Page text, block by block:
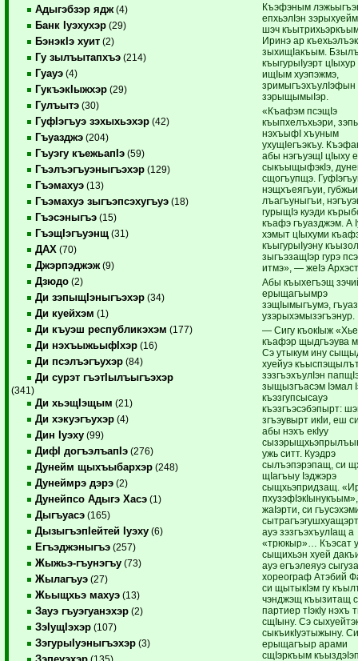
Адыгэбзэр ядж (4)
Банк Iуэхухэр (29)
БэнэкIэ хуит (2)
Гу зылъытапхъэ (214)
Гуауэ (4)
ГукъэкIыжхэр (29)
Гулъытэ (30)
ГуфIэгъуэ зэхыхьэхэр (42)
Гъуазджэ (204)
Гъуэгу къежьапIэ (59)
Гъэлъэгъуэныгъэхэр (129)
Гъэмахуэ (13)
Гъэмахуэ зыгъэпсэхугъуэ (18)
Гъэсэныгъэ (15)
ГъэщIэгъуэнщ (31)
ДАХ (70)
Джэрпэджэж (9)
Дзюдо (2)
Ди зэпыщIэныгъэхэр (34)
Ди куейхэм (1)
Ди къуэш республикэхэм (177)
Ди нэхъыжьыфIхэр (16)
Ди псэлъэгъухэр (84)
Ди сурэт гъэтIылъыгъэхэр
(341)
Ди хьэщIэщым (21)
Ди хэкуэгъухэр (4)
Дин Iуэху (99)
ДифI догъэлъапIэ (276)
Дунейм щыхъыбархэр (248)
Дунеймрэ дэрэ (2)
Дунейпсо Адыгэ Хасэ (1)
Дыгъуасэ (165)
ДызыгъэпIейтей Iуэху (6)
Егъэджэныгъэ (257)
Жыжьэ-гъунэгъу (73)
Жылагъуэ (27)
Жьыщхьэ махуэ (13)
Зауэ гъуэгуанэхэр (2)
ЗэIущIэхэр (107)
ЗэгурыIуэныгъэхэр (3)
(135)
Къэфэным
епхьэлIэн
шэч
Иринэ ар
зыхищIакъым.
къыгурыIуэрт
ищIым хуэпэжмэ,
зримыгъэхъулIэфын
зэрыщымыIэр.
«Къафэм псэщIэ
къыпхелъхьэри,
нэхъыфI хъуным
ухущIегъэкъу.
абы нэгъуэщI цIыху
сыкъыщыфэкIэ,
сщогъупщэ.
нэщхъеягъуи,
лъагъуныгъи,
гурыщIэ куэди
къафэ гъуазджэм. А
хэмыт цIыхуми
къыгурыIуэну
зыгъэзащIэр гурэ
итмэ», — жеIэ
Абы къыхегъэщ
ерыщагъымрэ
зэщIымыгъумэ,
узэрыхэмызэгъэнур.
— Сигу къокIыж
къафэр щыдгъэува
Сэ утыкум ину
хуейуэ
зэзгъэхъулIэн
зыщызгъасэм Iэмал
къэзгупсысауэ
къэзгъэсэбэпырт:
згъэувырт икIи, еш
абы нэхъ екIуу
ужь ситт. Куэдрэ
сылъэпэрэпащ, си
щIагъыу Iэджэрэ
сыщхьэпридзащ.
жаIэрти, си
ауэ зэзгъэхъулIащ а
«трюкыр»… Къэсат
сыщихьэн хуей
ауэ егъэлеяуэ
хореограф Атэбий
си щытыкIэм гу
чэнджэщ къызитащ
партиер тIэкIу нэхъ
сщIыну. Сэ
сыкъикIуэтыжыну. Си
ерыщагъыр арами
сщIэркъым